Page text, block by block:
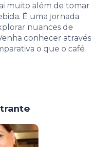
muito além de tomar
É uma jornada
nuances de
conhecer através
o que o café